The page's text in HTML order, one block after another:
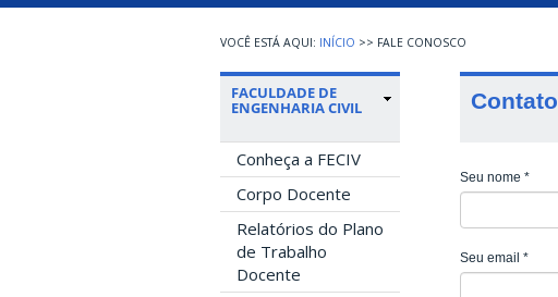
INÍCIO >> FALE CONOSCO
FACULDADE DE
ENGENHARIA CIVIL
Conheça a FECIV
Corpo Docente
Relatórios do Plano
de Trabalho
Docente
Contato
Seu nome *
Seu email *